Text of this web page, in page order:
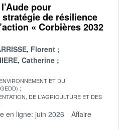
pour
stratégie de résilience
« Corbières 2032
Florent
Catherine
ET DU
DE L'AGRICULTURE ET DES
en ligne: juin 2026
Affaire